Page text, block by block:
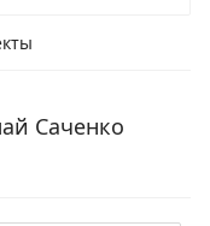
Саченко